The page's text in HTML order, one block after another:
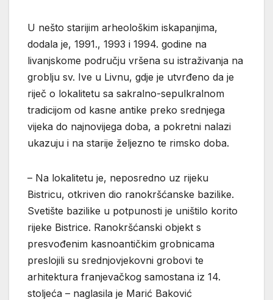
U nešto starijim arheološkim iskapanjima,
dodala je, 1991., 1993 i 1994. godine na
livanjskome području vršena su istraživanja na
groblju sv. Ive u Livnu, gdje je utvrđeno da je
riječ o lokalitetu sa sakralno-sepulkralnom
tradicijom od kasne antike preko srednjega
vijeka do najnovijega doba, a pokretni nalazi
ukazuju i na starije željezno te rimsko doba.
– Na lokalitetu je, neposredno uz rijeku
Bistricu, otkriven dio ranokršćanske bazilike.
Svetište bazilike u potpunosti je uništilo korito
rijeke Bistrice. Ranokršćanski objekt s
presvođenim kasnoantičkim grobnicama
preslojili su srednjovjekovni grobovi te
arhitektura franjevačkog samostana iz 14.
stoljeća – naglasila je Marić Baković